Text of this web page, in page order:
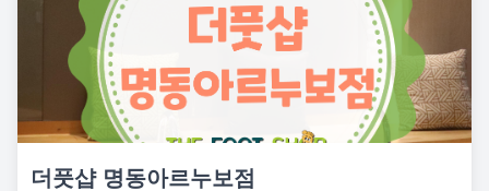
더풋샵 명동아르누보점